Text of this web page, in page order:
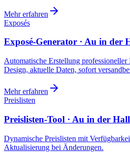
Mehr erfahren
Exposés
Exposé-Generator · Au in der
Automatische Erstellung professioneller
Design, aktuelle Daten, sofort
Mehr erfahren
Preislisten
Preislisten-Tool · Au in der
Dynamische Preislisten mit
Aktualisierung bei Änderungen.